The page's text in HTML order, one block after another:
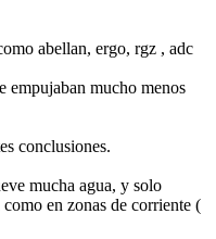
abellan, ergo, rgz , adc
empujaban mucho menos
conclusiones.
mucha agua, y solo
en zonas de corriente (